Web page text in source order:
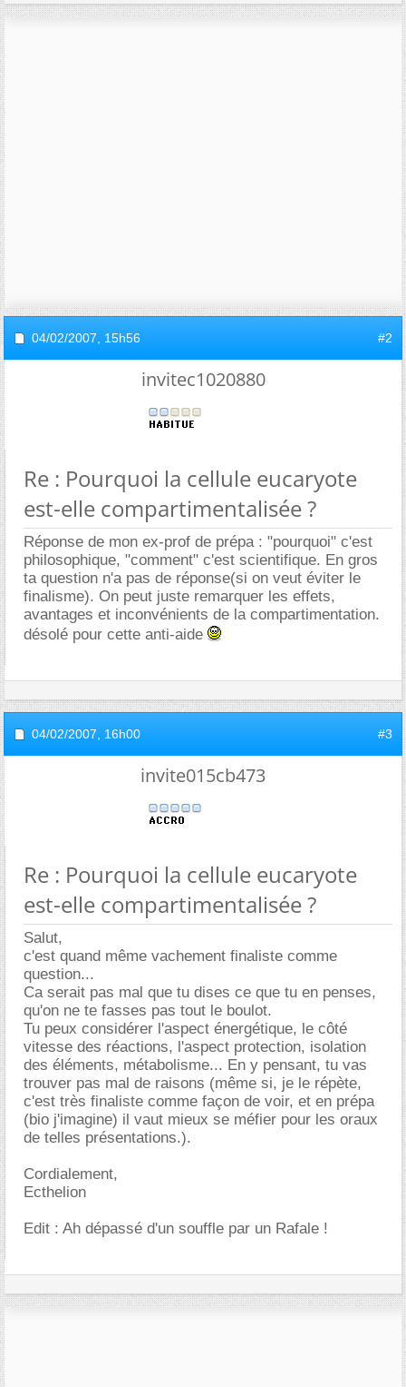
04/02/2007, 15h56 #2
invitec1020880
Re : Pourquoi la cellule eucaryote
est-elle compartimentalisée ?
Réponse de mon ex-prof de prépa : "pourquoi" c'est
philosophique, "comment" c'est scientifique. En gros
ta question n'a pas de réponse(si on veut éviter le
finalisme). On peut juste remarquer les effets,
avantages et inconvénients de la compartimentation.
désolé pour cette anti-aide
04/02/2007, 16h00 #3
invite015cb473
Re : Pourquoi la cellule eucaryote
est-elle compartimentalisée ?
Salut,
c'est quand même vachement finaliste comme
question...
Ca serait pas mal que tu dises ce que tu en penses,
qu'on ne te fasses pas tout le boulot.
Tu peux considérer l'aspect énergétique, le côté
vitesse des réactions, l'aspect protection, isolation
des éléments, métabolisme... En y pensant, tu vas
trouver pas mal de raisons (même si, je le répète,
c'est très finaliste comme façon de voir, et en prépa
(bio j'imagine) il vaut mieux se méfier pour les oraux
de telles présentations.).
Cordialement,
Ecthelion
Edit : Ah dépassé d'un souffle par un Rafale !